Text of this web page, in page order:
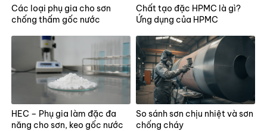
Các loại phụ gia cho sơn
chống thấm gốc nước
Chất tạo đặc HPMC là gì?
Ứng dụng của HPMC
HEC – Phụ gia làm đặc đa
năng cho sơn, keo gốc nước
So sánh sơn chịu nhiệt và sơn
chống cháy